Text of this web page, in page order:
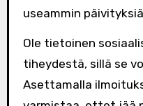
useammin
Ole tietoinen
tiheydestä, sillä se
Asettamalla